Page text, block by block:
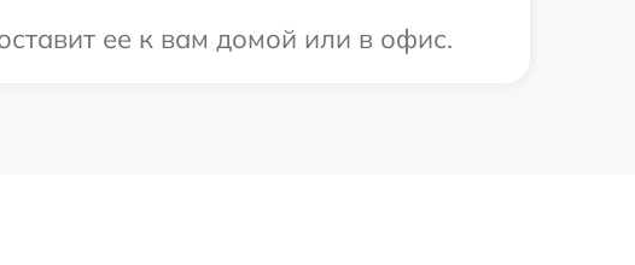
ее к вам домой или в офис.